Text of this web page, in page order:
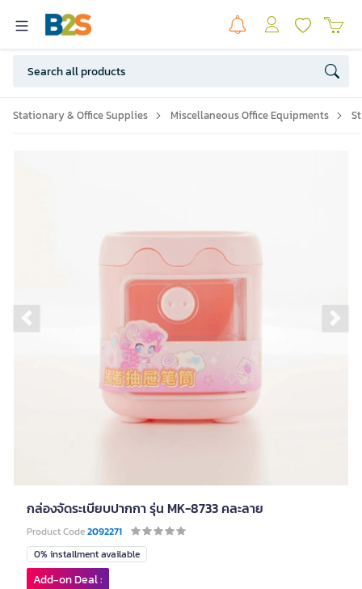
Stationary & Office Supplies Miscellaneous Office Equipments
Previous slide
กล่องจัดระเบียบปากกา รุ่น MK-8733 คละลาย
Product Code2092271
0% installment available
Add-on Deal :